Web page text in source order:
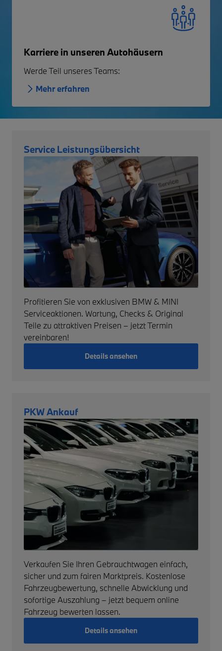
Karriere in unseren Autohäusern
Werde Teil unseres Teams:
Mehr erfahren
Service Leistungsübersicht
Profitieren Sie von exklusiven BMW & MINI
Serviceaktionen. Wartung, Checks & Original
Teile zu attraktiven Preisen – jetzt Termin
vereinbaren!
Details ansehen
PKW Ankauf
Verkaufen Sie Ihren Gebrauchtwagen einfach,
sicher und zum fairen Marktpreis. Kostenlose
Fahrzeugbewertung, schnelle Abwicklung und
sofortige Auszahlung – jetzt bequem online
Fahrzeug bewerten lassen.
Details ansehen